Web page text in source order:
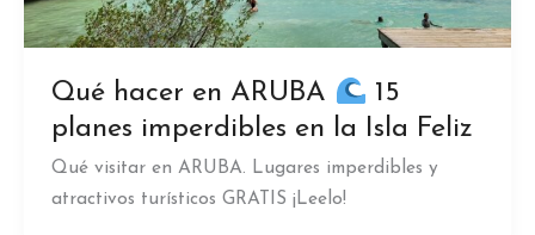
Qué hacer en ARUBA
15
planes imperdibles en la Isla Feliz
Qué visitar en ARUBA. Lugares imperdibles y
atractivos turísticos GRATIS ¡Leelo!